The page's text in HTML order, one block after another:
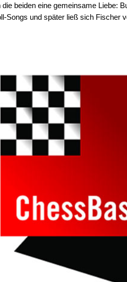
beiden eine gemeinsame Liebe:
Songs und später ließ sich Fischer